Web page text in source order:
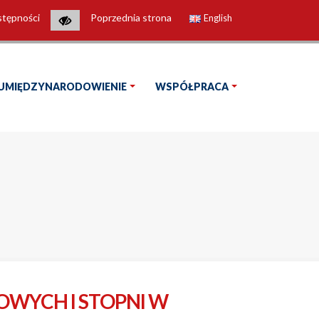
Poprzednia strona English
WSPÓŁPRACA
I STOPNI W